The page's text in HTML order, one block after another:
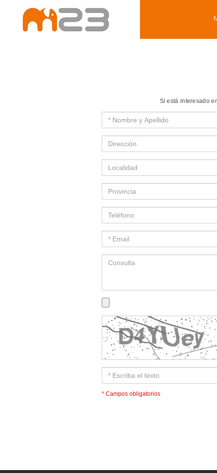
Si está interesado
* Campos obligatorios